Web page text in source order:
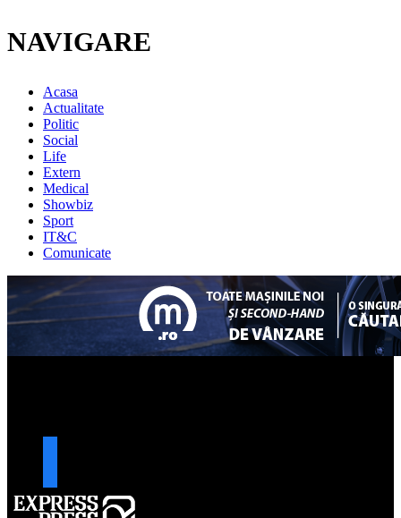
NAVIGARE
Acasa
Actualitate
Politic
Social
Life
Extern
Medical
Showbiz
Sport
IT&C
Comunicate